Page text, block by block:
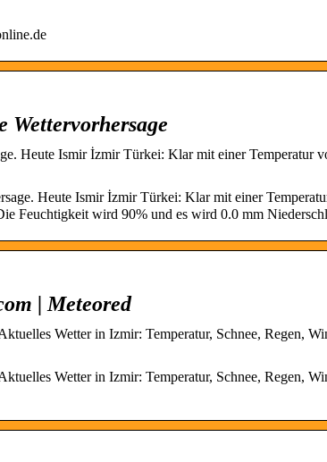
Wettervorhersage
Heute Ismir İzmir Türkei: Klar mit einer Temperatur
Heute Ismir İzmir Türkei: Klar mit einer
Feuchtigkeit wird 90% und es wird 0.0 mm
| Meteored
Wetter in Izmir: Temperatur, Schnee, Regen,
Wetter in Izmir: Temperatur, Schnee, Regen,